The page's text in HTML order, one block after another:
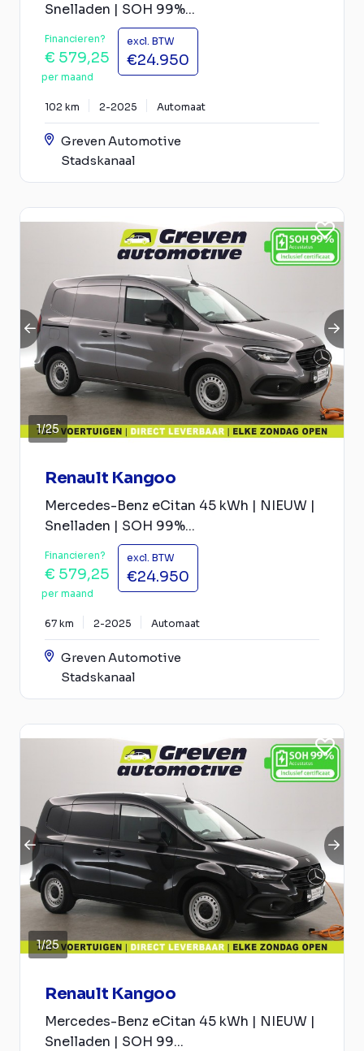
Snelladen | SOH 99%...
Financieren?
€ 579,25
per maand
excl. BTW
€24.950
102 km 2-2025 Automaat
Greven Automotive
Stadskanaal
1/25
Renault Kangoo
Mercedes-Benz eCitan 45 kWh | NIEUW |
Snelladen | SOH 99%...
Financieren?
€ 579,25
per maand
excl. BTW
€24.950
67 km 2-2025 Automaat
Greven Automotive
Stadskanaal
1/25
Renault Kangoo
Mercedes-Benz eCitan 45 kWh | NIEUW |
Snelladen | SOH 99...